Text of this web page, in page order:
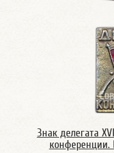
Знак делегата
конференции.